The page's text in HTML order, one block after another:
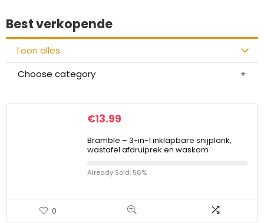
Best verkopende
Toon alles
Choose category
€13.99
Bramble – 3-in-1 inklapbare snijplank,
wastafel afdruiprek en waskom
Already Sold: 56%
0